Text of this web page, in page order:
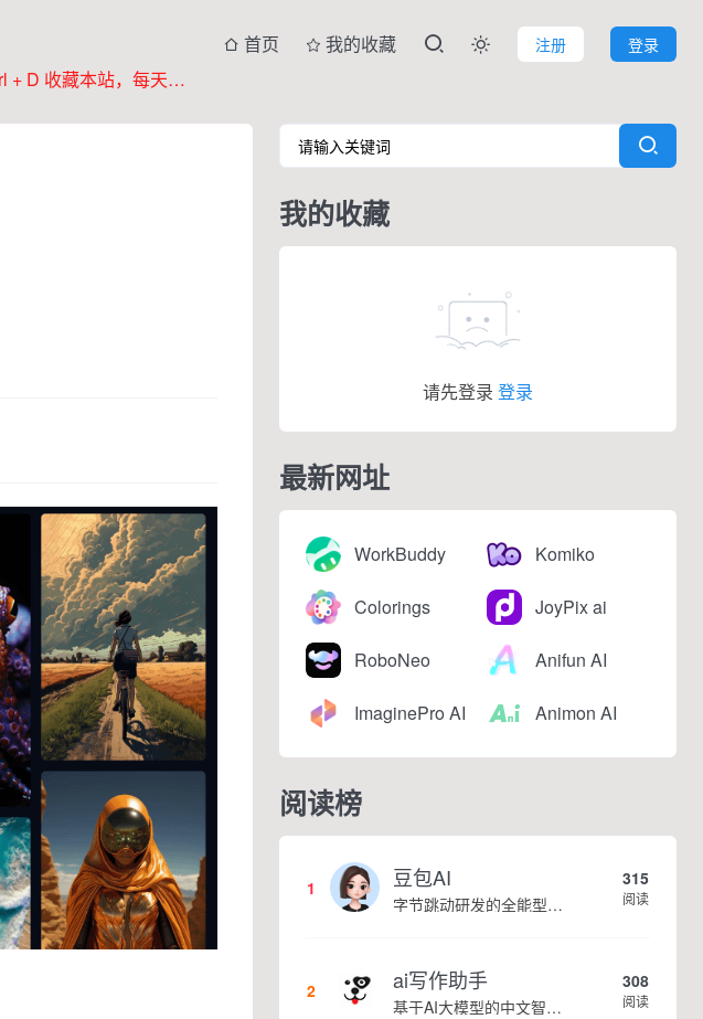
登录
注册

首页
我的收藏
Ctrl + D 收藏本站，每天更新好站！
我的收藏
请先登录 登录
最新网址
WorkBuddy Komiko
Colorings JoyPix ai
RoboNeo Anifun AI
ImaginePro AI Animon AI
阅读榜
1 豆包AI
字节跳动研发的全能型AI智能助手，提供智能对话、知识问答、内容创作、学习办公等一站式AI服务
315
阅读
2 ai写作助手
基于AI大模型的中文智能写作工具，面向学生、自媒体、职场人士提供一站式文本创作服务 核心定位 AI写作助手是依托人工智能技术打造的创作辅助平台，专注中文文本生成与优化，帮助用户快速完成各类文案、文章、论文等内容创作，提升写作效率 核心功能 ...
308
阅读